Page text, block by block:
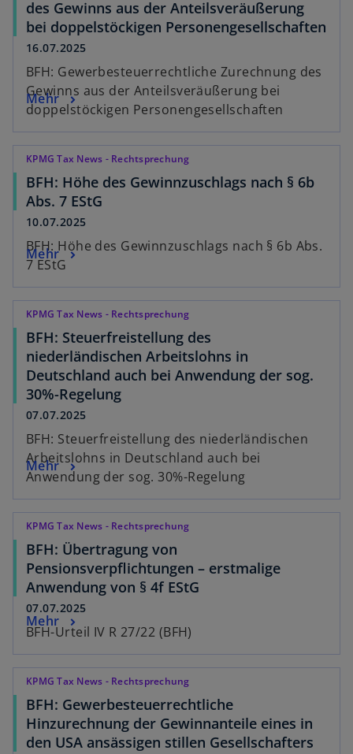
des Gewinns aus der Anteilsveräußerung
bei doppelstöckigen Personengesellschaften
16.07.2025
BFH: Gewerbesteuerrechtliche Zurechnung des
Gewinns aus der Anteilsveräußerung bei
doppelstöckigen Personengesellschaften
Mehr
KPMG Tax News - Rechtsprechung
BFH: Höhe des Gewinnzuschlags nach § 6b
Abs. 7 EStG
10.07.2025
BFH: Höhe des Gewinnzuschlags nach § 6b Abs.
7 EStG
Mehr
KPMG Tax News - Rechtsprechung
BFH: Steuerfreistellung des
niederländischen Arbeitslohns in
Deutschland auch bei Anwendung der sog.
30%-Regelung
07.07.2025
BFH: Steuerfreistellung des niederländischen
Arbeitslohns in Deutschland auch bei
Anwendung der sog. 30%-Regelung
Mehr
KPMG Tax News - Rechtsprechung
BFH: Übertragung von
Pensionsverpflichtungen – erstmalige
Anwendung von § 4f EStG
07.07.2025
BFH-Urteil IV R 27/22 (BFH)
Mehr
KPMG Tax News - Rechtsprechung
BFH: Gewerbesteuerrechtliche
Hinzurechnung der Gewinnanteile eines in
den USA ansässigen stillen Gesellschafters